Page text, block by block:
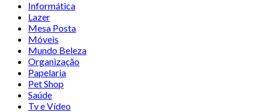
Informática
Lazer
Mesa Posta
Móveis
Mundo Beleza
Organização
Papelaria
Pet Shop
Saúde
Tv e Vídeo